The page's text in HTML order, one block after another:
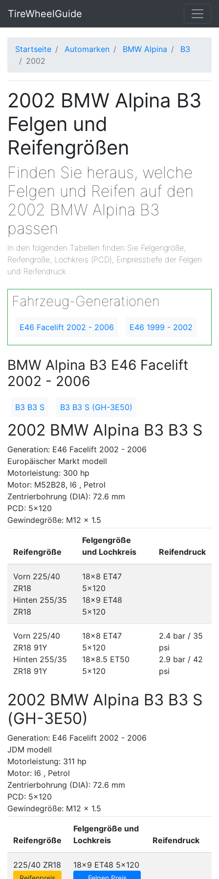
TireWheelGuide
Startseite Automarken BMW Alpina
B3
2002
2002 BMW Alpina B3
Felgen und
Reifengrößen
Finden Sie heraus, welche
Felgen und Reifen auf den
2002 BMW Alpina B3
passen
In den folgenden Tabellen finden Sie Felgengröße,
Reifengröße, Lochkreis (PCD), Einpresstiefe der Felgen
und Reifendruck.
Fahrzeug-Generationen
E46 Facelift 2002 - 2006 E46 1999 - 2002
BMW Alpina B3 E46 Facelift
2002 - 2006
B3 B3 S B3 B3 S (GH-3E50)
2002 BMW Alpina B3 B3 S
Generation: E46 Facelift 2002 - 2006
Europäischer Markt modell
Motorleistung: 300 hp
Motor: M52B28, I6 , Petrol
Zentrierbohrung (DIA): 72.6 mm
PCD: 5x120
Gewindegröße: M12 x 1.5
Reifengröße
Felgengröße
und Lochkreis
Reifendruck
Vorn 225/40
ZR18
Hinten 255/35
ZR18
18x8 ET47
5x120
18x9 ET48
5x120
Vorn 225/40
ZR18 91Y
Hinten 255/35
ZR18 91Y
18x8 ET47
5x120
18x8.5 ET50
5x120
2.4 bar / 35
psi
2.9 bar / 42
psi
2002 BMW Alpina B3 B3 S
(GH-3E50)
Generation: E46 Facelift 2002 - 2006
JDM modell
Motorleistung: 311 hp
Motor: I6 , Petrol
Zentrierbohrung (DIA): 72.6 mm
PCD: 5x120
Gewindegröße: M12 x 1.5
Reifengröße
Felgengröße und
Lochkreis
Reifendruck
225/40 ZR18 18x9 ET48 5x120